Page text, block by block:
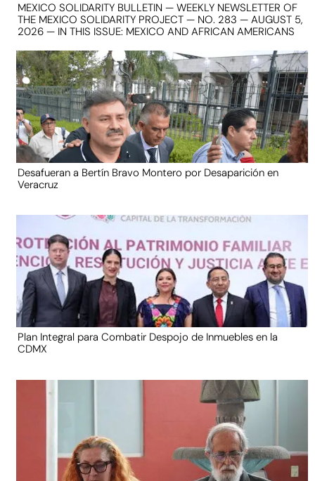
MEXICO SOLIDARITY BULLETIN — WEEKLY NEWSLETTER OF
THE MEXICO SOLIDARITY PROJECT — NO. 283 — AUGUST 5,
2026 — IN THIS ISSUE: MEXICO AND AFRICAN AMERICANS
Desafueran a Bertín Bravo Montero por Desaparición en
Veracruz
Plan Integral para Combatir Despojo de Inmuebles en la
CDMX